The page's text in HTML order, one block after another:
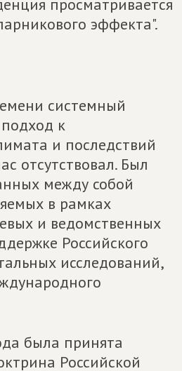
просматривается
эффекта".
системный
к
и последствий
отсутствовал. Был
между собой
в рамках
и ведомственных
Российского
исследований,
была принята
Российской